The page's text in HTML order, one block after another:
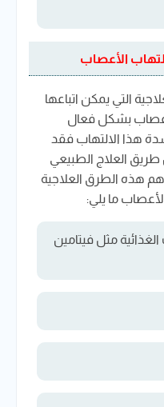
الأعصاب
التي يمكن اتباعها
بشكل فعال
هذا الالتهاب فقد
العلاج الطبيعي
هذه الطرق العلاجية
ما يلي:
مثل فيتامين